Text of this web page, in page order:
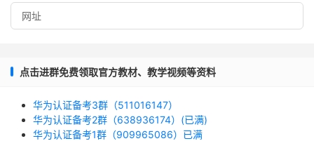
点击进群免费领取官方教材、教学视频等资料
华为认证备考3群（511016147）
华为认证备考2群（638936174）(已满)
华为认证备考1群（909965086）已满